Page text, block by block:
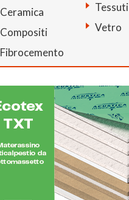
Ceramica
Compositi
Fibrocemento
Tessuti
Vetro